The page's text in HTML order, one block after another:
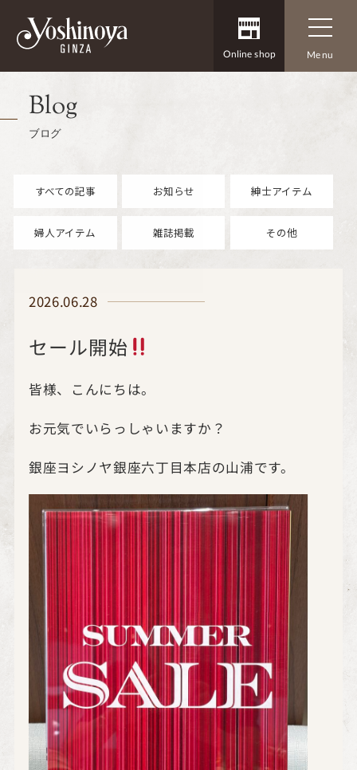
Online shop Menu
Blog
ブログ
すべての記事 お知らせ 紳士アイテム
婦人アイテム 雑誌掲載 その他
2026.06.28
セール開始
皆様、こんにちは。
お元気でいらっしゃいますか？
銀座ヨシノヤ銀座六丁目本店の山浦です。